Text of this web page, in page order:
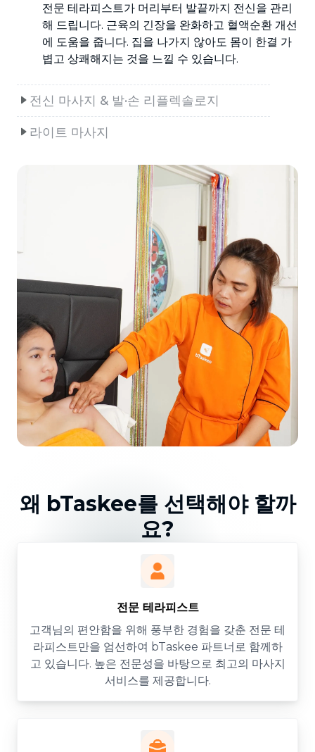
전문 테라피스트가 머리부터 발끝까지 전신을 관리
해 드립니다. 근육의 긴장을 완화하고 혈액순환 개선
에 도움을 줍니다. 집을 나가지 않아도 몸이 한결 가
볍고 상쾌해지는 것을 느낄 수 있습니다.
전신 마사지 & 발·손 리플렉솔로지
라이트 마사지
왜 bTaskee를 선택해야 할까
요?
전문 테라피스트
고객님의 편안함을 위해 풍부한 경험을 갖춘 전문 테
라피스트만을 엄선하여 bTaskee 파트너로 함께하
고 있습니다. 높은 전문성을 바탕으로 최고의 마사지
서비스를 제공합니다.